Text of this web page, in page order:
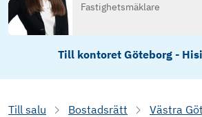
Fastighetsmäklare
Till kontoret Göteborg -
Till salu Bostadsrätt
Västra